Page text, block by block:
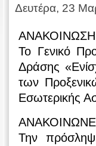
Δευτέρα, 23
Το Γενικό
Δράσης
των
Εσωτερικής
Την